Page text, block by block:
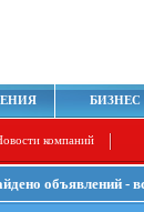
БИЗНЕС
компаний
объявлений -